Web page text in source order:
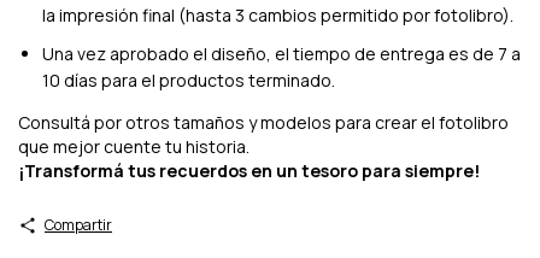
la impresión final (hasta 3 cambios permitido por fotolibro).
Una vez aprobado el diseño, el tiempo de entrega es de 7 a
10 días para el productos terminado.
Consultá por otros tamaños y modelos para crear el fotolibro
que mejor cuente tu historia.
¡Transformá tus recuerdos en un tesoro para siempre!
Compartir